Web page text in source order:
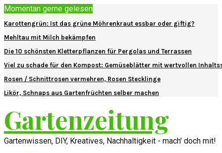
Momentan gerne gelesen
Karottengrün: Ist das grüne Möhrenkraut essbar oder giftig?
Mehltau mit Milch bekämpfen
Die 10 schönsten Kletterpflanzen für Pergolas und Terrassen
Viel zu schade für den Kompost: Gemüseblätter mit wertvollen
Rosen / Schnittrosen vermehren, Rosen Stecklinge
Likör, Schnaps aus Gartenfrüchten selber machen
Gartenzeitung
Gartenwissen, DIY, Kreatives, Nachhaltigkeit - mach' doch mit!